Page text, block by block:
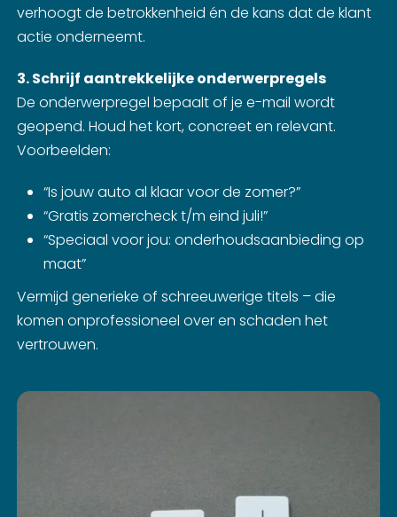
verhoogt de betrokkenheid én de kans dat de klant
actie onderneemt.
3. Schrijf aantrekkelijke onderwerpregels
De onderwerpregel bepaalt of je e-mail wordt
geopend. Houd het kort, concreet en relevant.
Voorbeelden:
“Is jouw auto al klaar voor de zomer?”
“Gratis zomercheck t/m eind juli!”
“Speciaal voor jou: onderhoudsaanbieding op
maat”
Vermijd generieke of schreeuwerige titels – die
komen onprofessioneel over en schaden het
vertrouwen.